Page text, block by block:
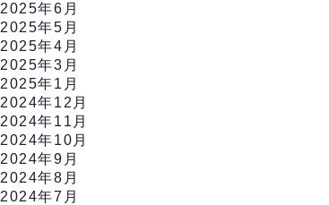
2025年6月
2025年5月
2025年4月
2025年3月
2025年1月
2024年12月
2024年11月
2024年10月
2024年9月
2024年8月
2024年7月